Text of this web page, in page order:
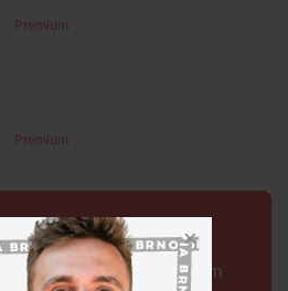
Premium
Premium
Brna ovládli šermíři. Jsem